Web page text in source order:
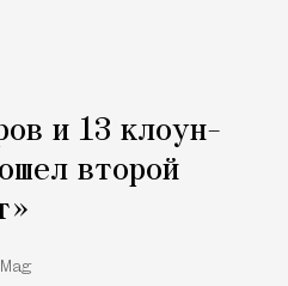
и 13 клоун-
второй